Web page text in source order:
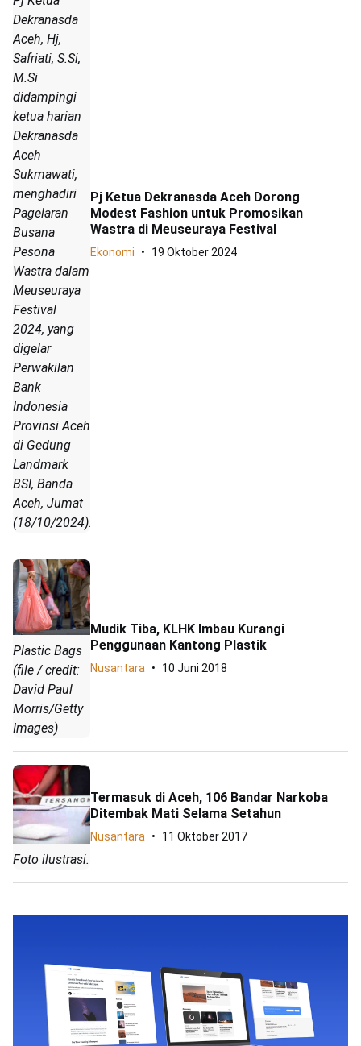
Dekranasda
Aceh, Hj,
Safriati, S.Si,
M.Si
didampingi
ketua harian
Dekranasda
Aceh
Sukmawati,
menghadiri
Pagelaran
Busana
Pesona
Wastra dalam
Meuseuraya
Festival
2024, yang
digelar
Perwakilan
Bank
Indonesia
Provinsi Aceh
di Gedung
Landmark
BSI, Banda
Aceh, Jumat
(18/10/2024).
Pj Ketua Dekranasda Aceh Dorong
Modest Fashion untuk Promosikan
Wastra di Meuseuraya Festival
Ekonomi 19 Oktober 2024
Plastic Bags
(file / credit:
David Paul
Morris/Getty
Images)
Mudik Tiba, KLHK Imbau Kurangi
Penggunaan Kantong Plastik
Nusantara 10 Juni 2018
Foto ilustrasi.
Termasuk di Aceh, 106 Bandar Narkoba
Ditembak Mati Selama Setahun
Nusantara 11 Oktober 2017